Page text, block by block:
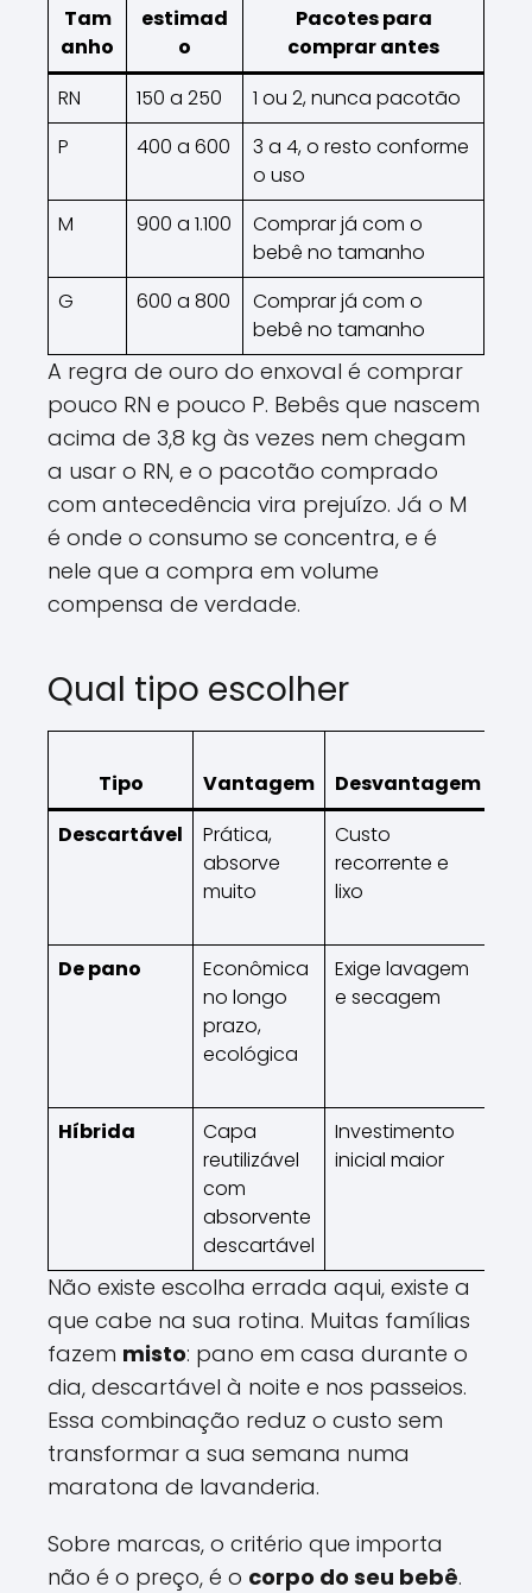
Tam
anho
estimad
o
Pacotes para
comprar antes
RN
150 a 250
1 ou 2, nunca pacotão
P
400 a 600
3 a 4, o resto conforme
o uso
M
900 a 1.100
Comprar já com o
bebê no tamanho
G
600 a 800
Comprar já com o
bebê no tamanho
A regra de ouro do enxoval é comprar
pouco RN e pouco P. Bebês que nascem
acima de 3,8 kg às vezes nem chegam
a usar o RN, e o pacotão comprado
com antecedência vira prejuízo. Já o M
é onde o consumo se concentra, e é
nele que a compra em volume
compensa de verdade.
Qual tipo escolher
Tipo Vantagem Desvantagem
Descartável
Prática,
absorve
muito
Custo
recorrente e
lixo
De pano
Econômica
no longo
prazo,
ecológica
Exige lavagem
e secagem
Híbrida
Capa
reutilizável
com
absorvente
descartável
Investimento
inicial maior
Não existe escolha errada aqui, existe a
que cabe na sua rotina. Muitas famílias
fazem misto: pano em casa durante o
dia, descartável à noite e nos passeios.
Essa combinação reduz o custo sem
transformar a sua semana numa
maratona de lavanderia.
Sobre marcas, o critério que importa
não é o preço, é o corpo do seu bebê.